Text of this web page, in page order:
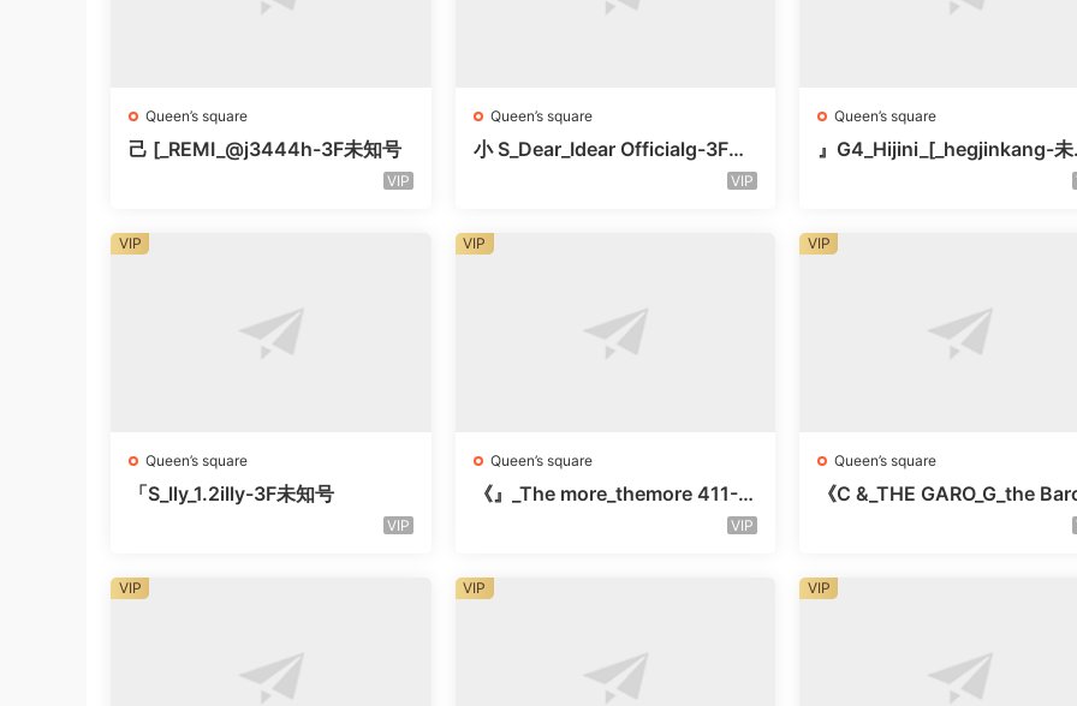
Queen’s square
己 [_REMI_@j3444h-3F未知号
VIP
Queen’s square
小 S_Dear_Idear Officialg-3F未
VIP
Queen’s square
』G4_Hijini_[_hegjinkang-未
Queen’s square
「S_lly_1.2illy-3F未知号
VIP
VIP
Queen’s square
《』_The more_themore 411-未
VIP
VIP
Queen’s square
《C &_THE GARO_G_the
VIP
VIP VIP VIP